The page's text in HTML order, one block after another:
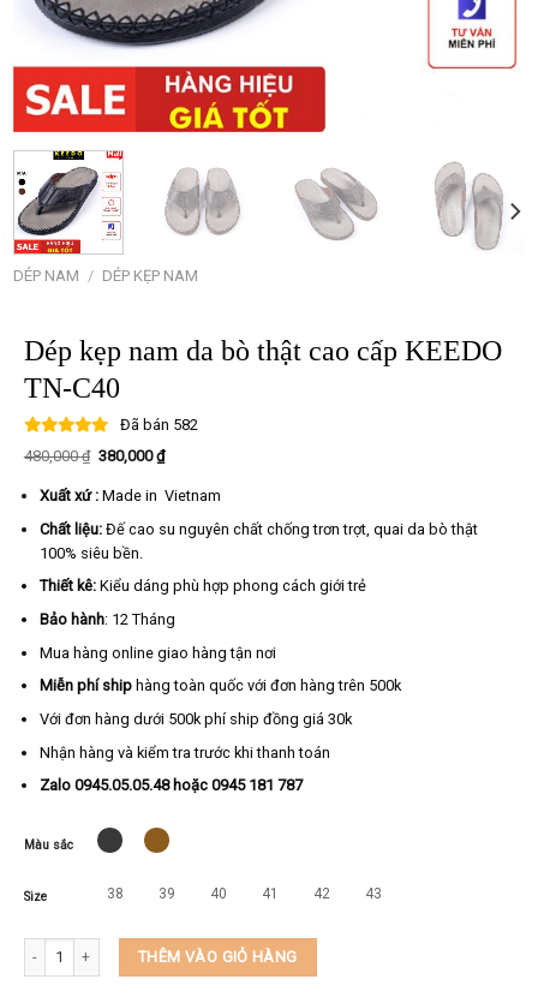
DÉP NAM / DÉP KẸP NAM
Dép kẹp nam da bò thật cao cấp KEEDO
TN-C40
Đã bán 582
480,000₫ Giá
480,000 ₫.
380,000₫Giá
hiện
là:
Xuất xứ :Made in Vietnam
Chất liệu:Đế cao su nguyên chất chống trơn trợt, quai da bò thật
100% siêu bền.
Thiết kê:Kiểu dáng phù hợp phong cách giới trẻ
Bảo hành: 12 Tháng
Mua hàng online giao hàng tận nơi
Miễn phí shiphàng toàn quốc với đơn hàng trên 500k
Với đơn hàng dưới 500k phí ship đồng giá 30k
Nhận hàng và kiểm tra trước khi thanh toán
Zalo 0945.05.05.48 hoặc 0945 181 787
Màu sắc
Size 38 39 40 41 42 43
Dép kẹp nam da bò thật cao cấp KEEDO TN-C40 số lượng
THÊM VÀO GIỎ HÀNG